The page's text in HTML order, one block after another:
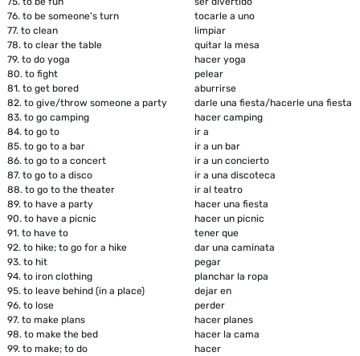
76. to be someone's turn
tocarle a uno
77. to clean
limpiar
78. to clear the table
quitar la mesa
79. to do yoga
hacer yoga
80. to fight
pelear
81. to get bored
aburrirse
82. to give/throw someone a party
darle una fiesta/hacerle una fiesta
83. to go camping
hacer camping
84. to go to
ir a
85. to go to a bar
ir a un bar
86. to go to a concert
ir a un concierto
87. to go to a disco
ir a una discoteca
88. to go to the theater
ir al teatro
89. to have a party
hacer una fiesta
90. to have a picnic
hacer un picnic
91. to have to
tener que
92. to hike; to go for a hike
dar una caminata
93. to hit
pegar
94. to iron clothing
planchar la ropa
95. to leave behind (in a place)
dejar en
96. to lose
perder
97. to make plans
hacer planes
98. to make the bed
hacer la cama
99. to make; to do
hacer